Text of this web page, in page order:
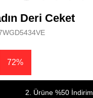
Deri Ceket
72%
2. Ürüne %50 İndirim